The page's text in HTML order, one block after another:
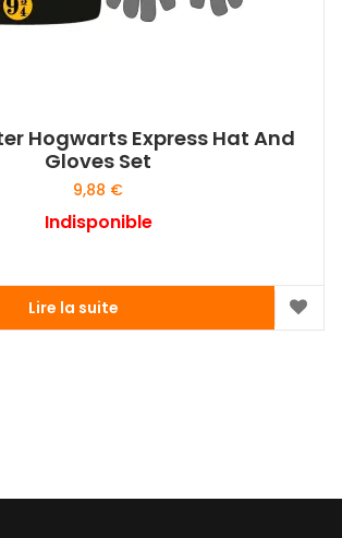
Hogwarts Express Hat And
Gloves Set
9,88 €
Indisponible
Lire la suite